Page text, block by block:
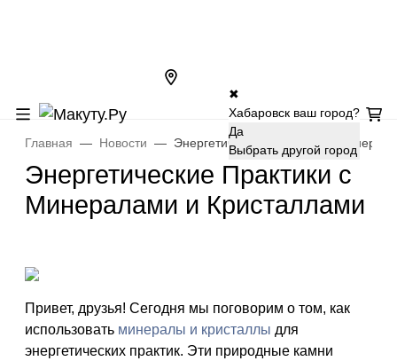
✖
Хабаровск ваш город?
Да
Выбрать другой город
Главная Новости Энергетические Практики с
Энергетические Практики с
Минералами и Кристаллами
Привет, друзья! Сегодня мы поговорим о том, как
использовать минералы и кристаллы для
энергетических практик. Эти природные камни